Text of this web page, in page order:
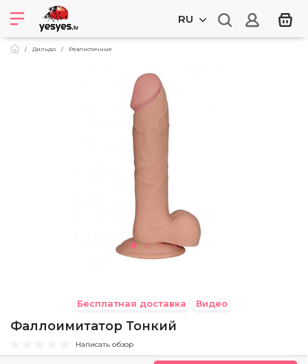
RU
Дильдо Реалистичные
Бесплатная доставка Видео
Фаллоимитатор Тонкий
Написать обзор